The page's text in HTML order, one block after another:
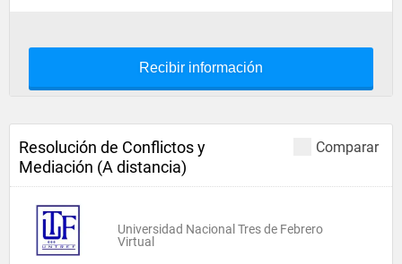
Recibir información
Comparar
Resolución de Conflictos y
Mediación (A distancia)
Universidad Nacional Tres de Febrero
Virtual